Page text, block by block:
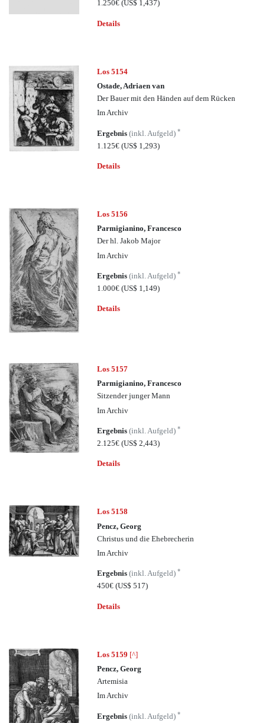
1.250€(US$ 1,437)
Details
Los 5154
Ostade, Adriaen van
Der Bauer mit den Händen auf dem Rücken
Im Archiv
Ergebnis(inkl. Aufgeld)*
1.125€(US$ 1,293)
Details
Los 5156
Parmigianino, Francesco
Der hl. Jakob Major
Im Archiv
Ergebnis(inkl. Aufgeld)*
1.000€(US$ 1,149)
Details
Los 5157
Parmigianino, Francesco
Sitzender junger Mann
Im Archiv
Ergebnis(inkl. Aufgeld)*
2.125€(US$ 2,443)
Details
Los 5158
Pencz, Georg
Christus und die Ehebrecherin
Im Archiv
Ergebnis(inkl. Aufgeld)*
450€(US$ 517)
Details
Los 5159 [^]
Pencz, Georg
Artemisia
Im Archiv
Ergebnis(inkl. Aufgeld)*